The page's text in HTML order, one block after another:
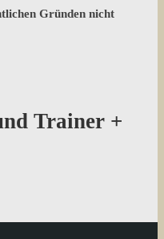
Gründen nicht
Trainer +